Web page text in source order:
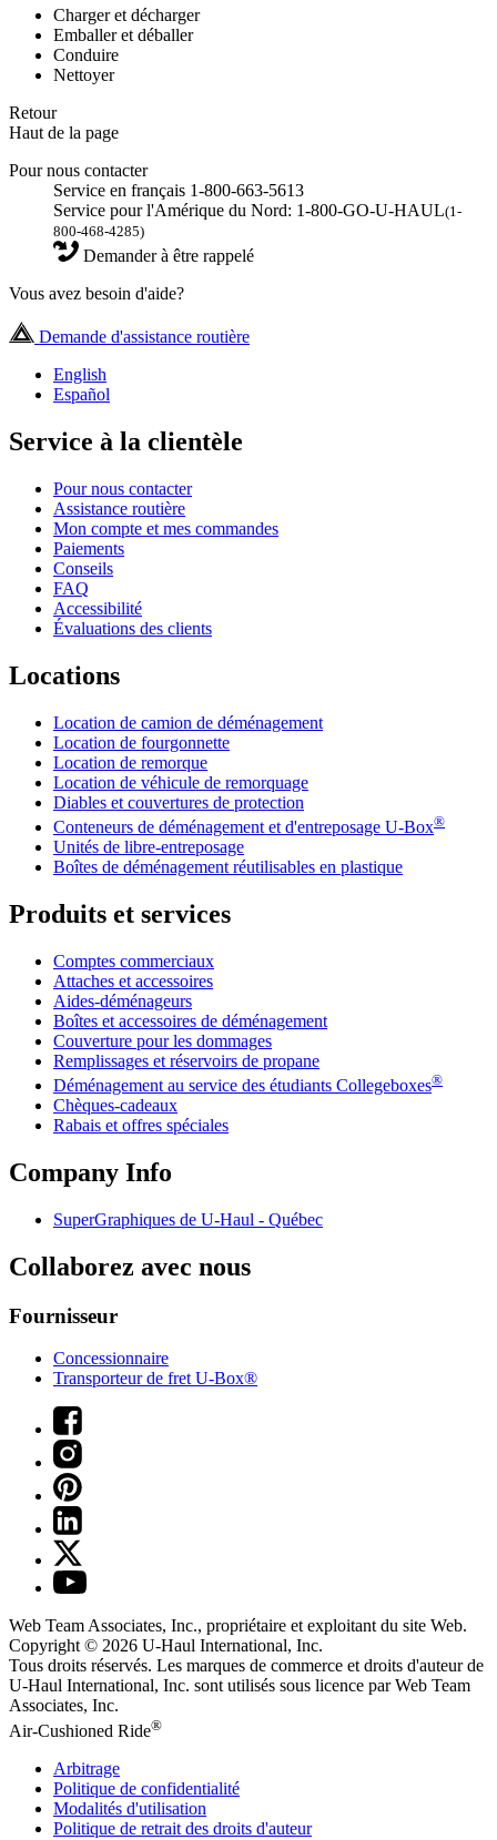
Charger et décharger
Emballer et déballer
Conduire
Nettoyer
Retour
Haut de la page
Pour nous contacter
Service en français 1-800-663-5613
Service pour l'Amérique du Nord: 1-800-GO-U-HAUL(1-
800-468-4285)
Demander à être rappelé
Vous avez besoin d'aide?
Demande d'assistance routière
English
Español
Service à la clientèle
Pour nous contacter
Assistance routière
Mon compte et mes commandes
Paiements
Conseils
FAQ
Accessibilité
Évaluations des clients
Locations
Location de camion de déménagement
Location de fourgonnette
Location de remorque
Location de véhicule de remorquage
Diables et couvertures de protection
Conteneurs de déménagement et d'entreposage U-Box®
Unités de libre-entreposage
Boîtes de déménagement réutilisables en plastique
Produits et services
Comptes commerciaux
Attaches et accessoires
Aides-déménageurs
Boîtes et accessoires de déménagement
Couverture pour les dommages
Remplissages et réservoirs de propane
Déménagement au service des étudiants Collegeboxes®
Chèques-cadeaux
Rabais et offres spéciales
Company Info
SuperGraphiques de U-Haul - Québec
Collaborez avec nous
Fournisseur
Concessionnaire
Transporteur de fret U-Box®
Web Team Associates, Inc., propriétaire et exploitant du site Web.
Copyright © 2026 U-Haul International, Inc.
Tous droits réservés. Les marques de commerce et droits d'auteur de
U-Haul International, Inc. sont utilisés sous licence par Web Team
Associates, Inc.
Air-Cushioned Ride®
Arbitrage
Politique de confidentialité
Modalités d'utilisation
Politique de retrait des droits d'auteur